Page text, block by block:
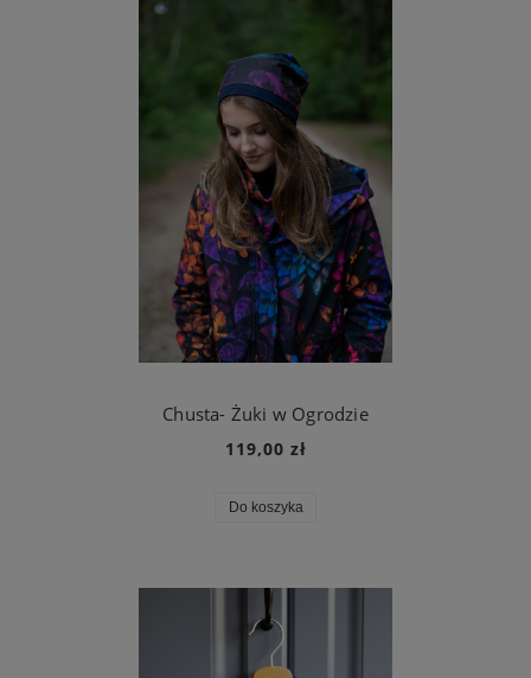
Chusta- Żuki w Ogrodzie
119,00 zł
Do koszyka